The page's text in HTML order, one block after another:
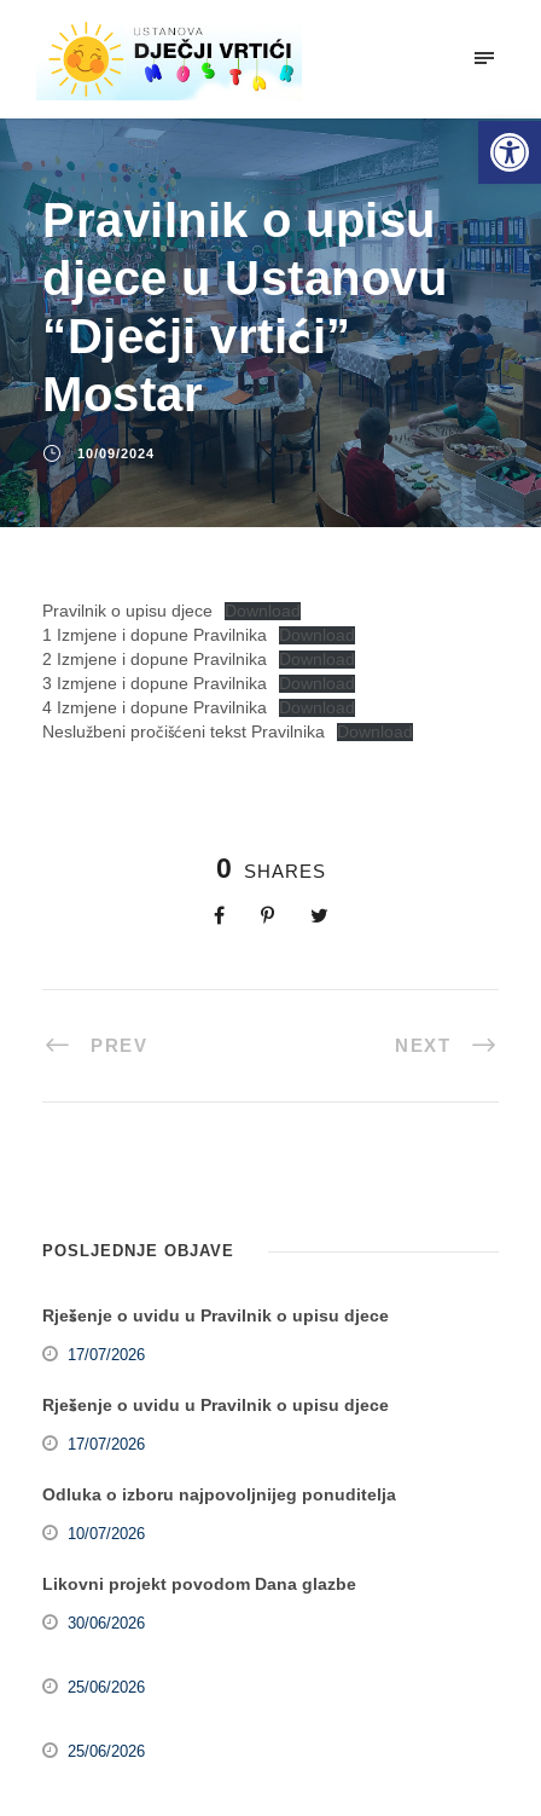
Open toolbar
Pravilnik o upisu
djece u Ustanovu
“Dječji vrtići”
Mostar
10/09/2024
Pravilnik o upisu djece
Download
1 Izmjene i dopune Pravilnika
Download
2 Izmjene i dopune Pravilnika
Download
3 Izmjene i dopune Pravilnika
Download
4 Izmjene i dopune Pravilnika
Download
Neslužbeni pročišćeni tekst Pravilnika
Download
0 SHARES
PREV NEXT
POSLJEDNJE OBJAVE
Rješenje o uvidu u Pravilnik o upisu djece
17/07/2026
Rješenje o uvidu u Pravilnik o upisu djece
17/07/2026
Odluka o izboru najpovoljnijeg ponuditelja
10/07/2026
Likovni projekt povodom Dana glazbe
30/06/2026
25/06/2026
25/06/2026